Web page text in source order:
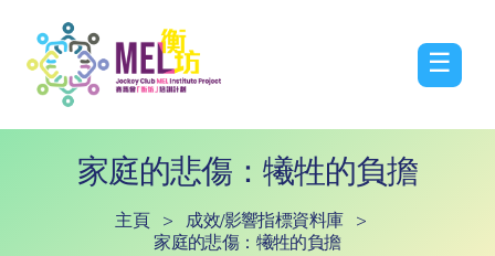
☰
家庭的悲傷：犧牲的負擔
主頁 > 成效/影響指標資料庫
>
家庭的悲傷：犧牲的負擔